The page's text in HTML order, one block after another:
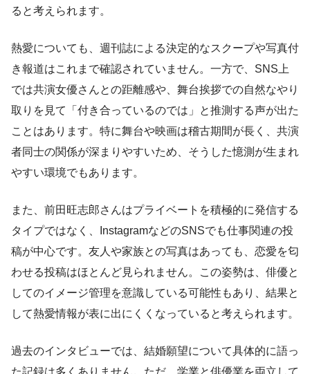
ると考えられます。
熱愛についても、週刊誌による決定的なスクープや写真付
き報道はこれまで確認されていません。一方で、SNS上
では共演女優さんとの距離感や、舞台挨拶での自然なやり
取りを見て「付き合っているのでは」と推測する声が出た
ことはあります。特に舞台や映画は稽古期間が長く、共演
者同士の関係が深まりやすいため、そうした憶測が生まれ
やすい環境でもあります。
また、前田旺志郎さんはプライベートを積極的に発信する
タイプではなく、InstagramなどのSNSでも仕事関連の投
稿が中心です。友人や家族との写真はあっても、恋愛を匂
わせる投稿はほとんど見られません。この姿勢は、俳優と
してのイメージ管理を意識している可能性もあり、結果と
して熱愛情報が表に出にくくなっていると考えられます。
過去のインタビューでは、結婚願望について具体的に語っ